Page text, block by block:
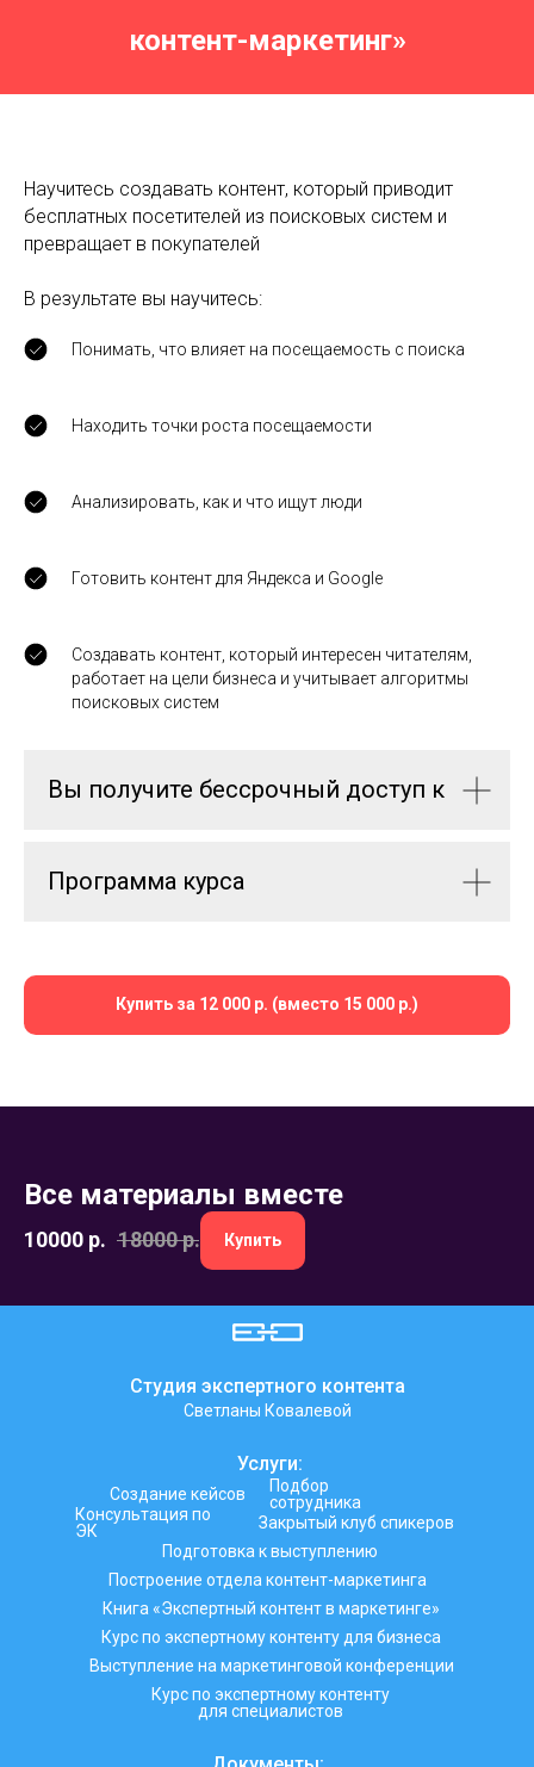
контент-маркетинг»
Научитесь создавать контент, который приводит
бесплатных посетителей из поисковых систем и
превращает в покупателей
В результате вы научитесь:
Понимать, что влияет на посещаемость с поиска
Находить точки роста посещаемости
Анализировать, как и что ищут люди
Готовить контент для Яндекса и Google
Создавать контент, который интересен читателям,
работает на цели бизнеса и учитывает алгоритмы
поисковых систем
Вы получите бессрочный доступ к
Программа курса
Купить за 12 000 р. (вместо 15 000 р.)
Все материалы вместе
10000 р. 18000р. Купить
Книга «Экспертный контент в маркетинге»
Построение отдела контент-маркетинга
Курс по экспертному контенту для бизнеса
Курс по экспертному контенту
для специалистов
Выступление на маркетинговой конференции
Создание кейсов
Подбор
сотрудника
Консультация по
ЭК
Закрытый клуб спикеров
Подготовка к выступлению
Услуги:
Светланы Ковалевой
Студия экспертного контента